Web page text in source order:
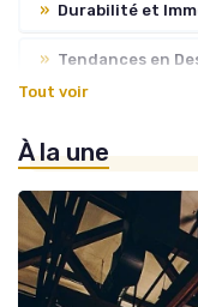
» Durabilité et
» Tendances en
» Projets de
Tout voir
À la une